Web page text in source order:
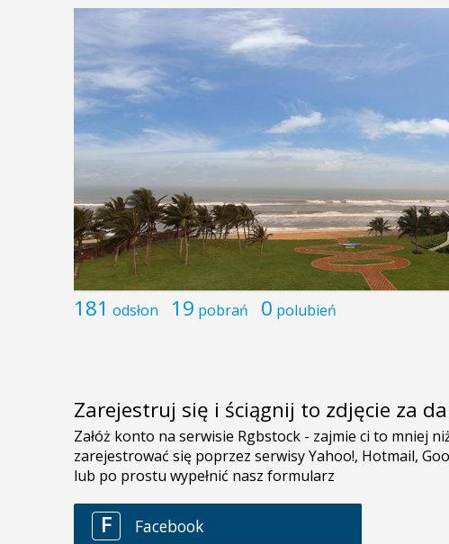
181 odsłon 19 pobrań 0 polubień
Zarejestruj się i ściągnij to zdjęcie za